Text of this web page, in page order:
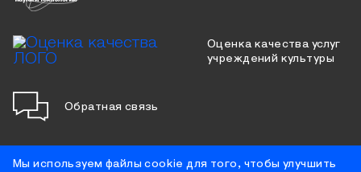
Оценка качества услуг
учреждений культуры
Обратная связь
Мы используем файлы cookie для того, чтобы улучшить